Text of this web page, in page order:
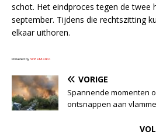
schot. Het eindproces tegen de twee
september. Tijdens die rechtszitting
elkaar uithoren.
Powered by WPeMatico
VORIGE
Spannende momenten
ontsnappen aan